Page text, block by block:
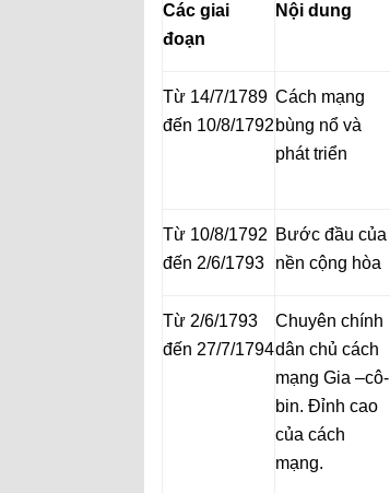
Các giai
đoạn
Nội dung
Từ 14/7/1789
đến 10/8/1792
Cách mạng
bùng nổ và
phát triển
Từ 10/8/1792
đến 2/6/1793
Bước đầu của
nền cộng hòa
Từ 2/6/1793
đến 27/7/1794
Chuyên chính
dân chủ cách
mạng Gia –cô-
bin. Đỉnh cao
của cách
mạng.